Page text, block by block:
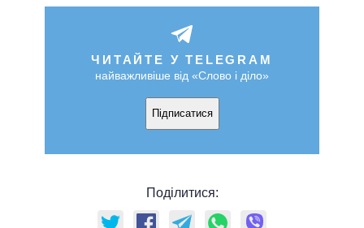
ЧИТАЙТЕ У TELEGRAM
найважливіше від «Слово і діло»
Підписатися
Поділитися: